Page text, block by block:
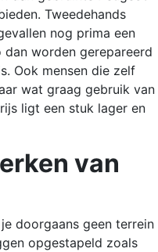
Tweedehands
nog prima een
dan worden gerepareerd
Ook mensen die zelf
wat graag gebruik van
ligt een stuk lager en
van
doorgaans geen terrein
opgestapeld zoals